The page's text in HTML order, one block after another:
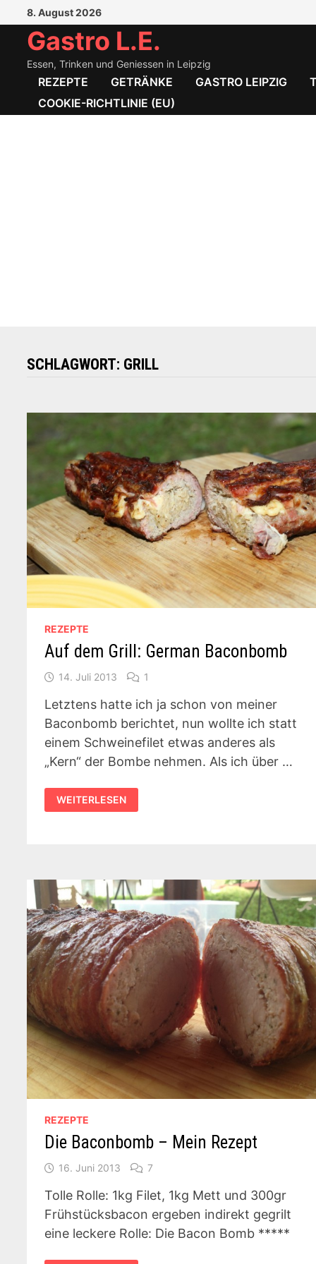
Inhalt
springen
8. August 2026
Gastro L.E.
Essen, Trinken und Geniessen in Leipzig
REZEPTE GETRÄNKE GASTRO LEIPZIG
COOKIE-RICHTLINIE (EU)
SCHLAGWORT: GRILL
REZEPTE
Auf dem Grill: German Baconbomb
14. Juli 2013 1
Letztens hatte ich ja schon von meiner
Baconbomb berichtet, nun wollte ich statt
einem Schweinefilet etwas anderes als
„Kern“ der Bombe nehmen. Als ich über …
AUF
DEM
GRILL:
WEITERLESEN
REZEPTE
Die Baconbomb – Mein Rezept
16. Juni 2013 7
Tolle Rolle: 1kg Filet, 1kg Mett und 300gr
Frühstücksbacon ergeben indirekt gegrilt
eine leckere Rolle: Die Bacon Bomb *****